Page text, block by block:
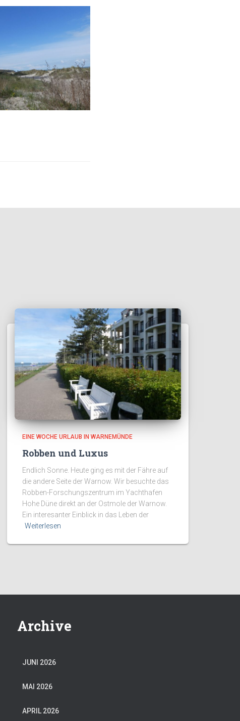
EINE WOCHE URLAUB IN WARNEMÜNDE
Robben und Luxus
Endlich Sonne. Heute ging es mit der Fähre auf
die andere Seite der Warnow. Wir besuchte das
Robben-Forschungszentrum im Yachthafen
Hohe Düne direkt an der Ost­mole der Warnow.
Ein interesanter Einblick in das Leben der
Weiterlesen
Archive
JUNI 2026
MAI 2026
APRIL 2026